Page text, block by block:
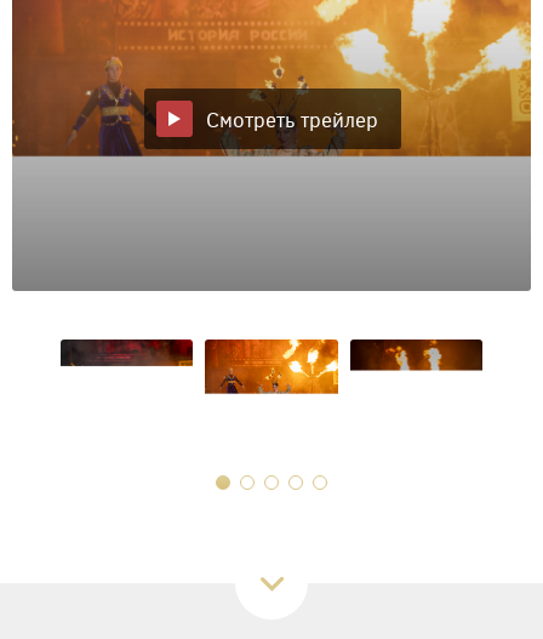
Смотреть трейлер